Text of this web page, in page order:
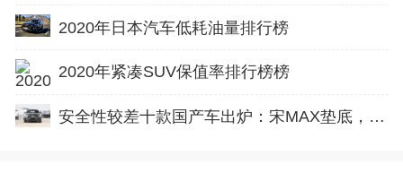
2020年日本汽车低耗油量排行榜
2020年紧凑SUV保值率排行榜榜
安全性较差十款国产车出炉：宋MAX垫底，星越上